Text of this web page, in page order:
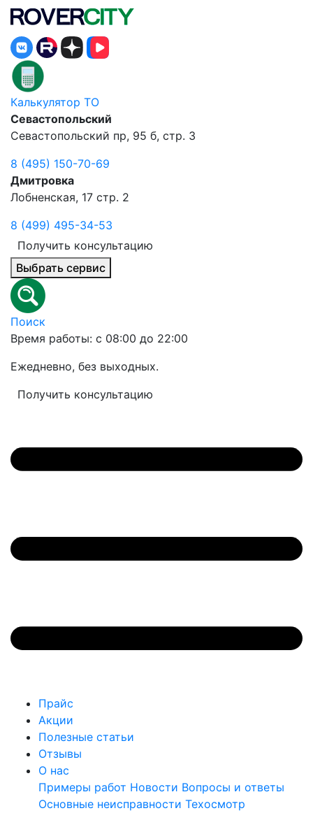
Калькулятор ТО
Севастопольский
Севастопольский пр, 95 б, стр. 3
8 (495) 150-70-69
Дмитровка
Лобненская, 17 стр. 2
8 (499) 495-34-53
Получить консультацию
Выбрать сервис
Поиск
Время работы: с 08:00 до 22:00
Ежедневно, без выходных.
Получить консультацию
Прайс
Акции
Полезные статьи
Отзывы
О нас
Примеры работ Новости Вопросы и ответы
Основные неисправности Техосмотр